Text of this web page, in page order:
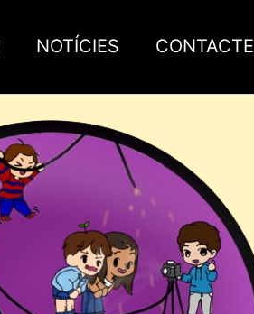
NOTÍCIES CONTACTE